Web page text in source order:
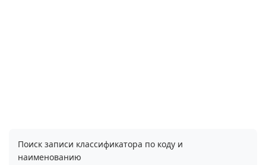
Поиск записи классификатора по коду и
наименованию